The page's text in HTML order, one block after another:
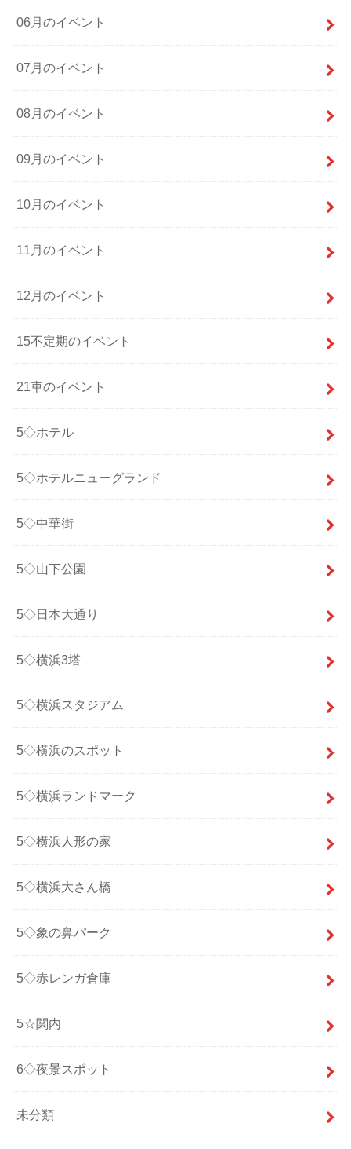
06月のイベント
07月のイベント
08月のイベント
09月のイベント
10月のイベント
11月のイベント
12月のイベント
15不定期のイベント
21車のイベント
5◇ホテル
5◇ホテルニューグランド
5◇中華街
5◇山下公園
5◇日本大通り
5◇横浜3塔
5◇横浜スタジアム
5◇横浜のスポット
5◇横浜ランドマーク
5◇横浜人形の家
5◇横浜大さん橋
5◇象の鼻パーク
5◇赤レンガ倉庫
5☆関内
6◇夜景スポット
未分類